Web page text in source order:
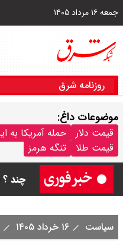
جمعه ۱۶ مرداد ۱۴۰۵
روزنامه شرق
موضوعات داغ:
قیمت دلار حمله آمریکا به
قیمت طلا
تنگه هرمز
چند
به
سیاست ۱۶ خرداد ۱۴۰۵